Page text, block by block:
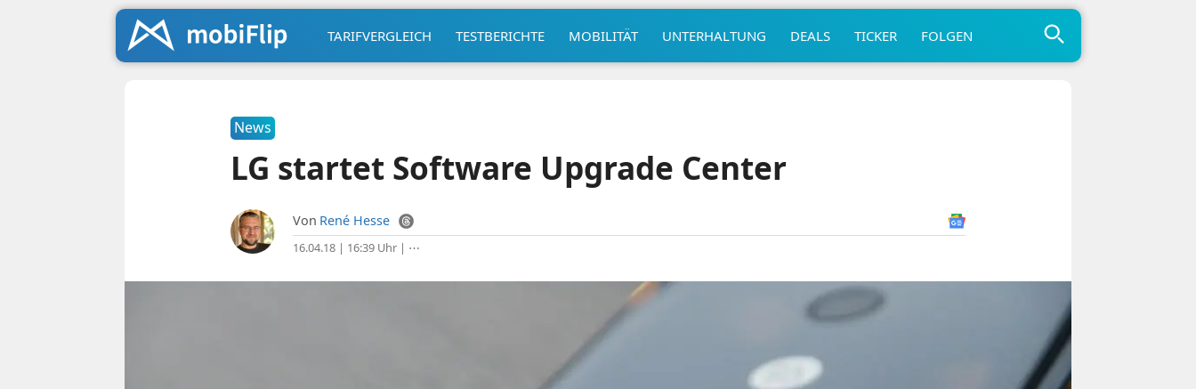
TARIFVERGLEICH TESTBERICHTE MOBILITÄT UNTERHALTUNG DEALS TICKER FOLGEN
News
LG startet Software Upgrade Center
Von René Hesse
16.04.18 | 16:39 Uhr| ⋯